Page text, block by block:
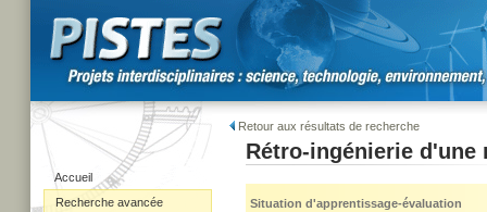
Accueil
Recherche avancée
Retour aux résultats de recherche
Rétro-ingénierie d'une
Situation d'apprentissage-évaluation